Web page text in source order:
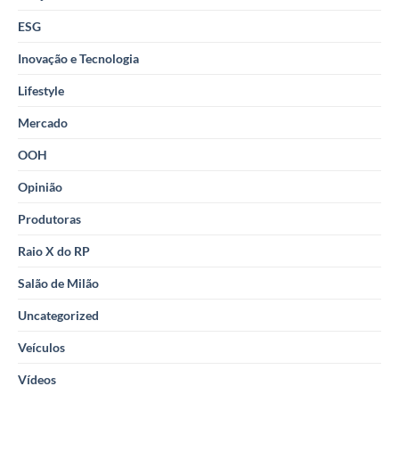
ESG
Inovação e Tecnologia
Lifestyle
Mercado
OOH
Opinião
Produtoras
Raio X do RP
Salão de Milão
Uncategorized
Veículos
Vídeos